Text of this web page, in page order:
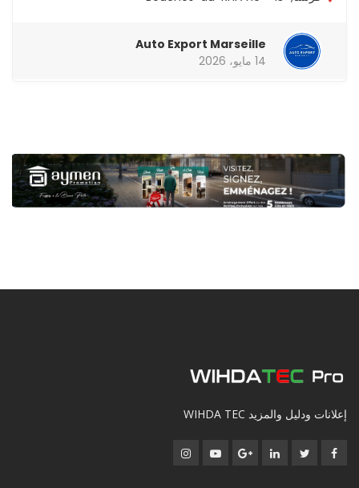
Auto Export Marseille
14 مايو، 2026
إعلانات ودليل والمزيد WIHDA TEC